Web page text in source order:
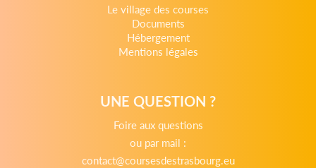
Le village des courses
Documents
Hébergement
Mentions légales
UNE QUESTION ?
Foire aux questions
ou par mail :
contact@coursesdestrasbourg.eu